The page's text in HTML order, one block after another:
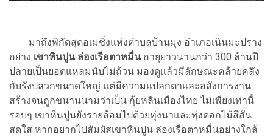
มาถึงพิกัดสุดอเมซิ่งแห่งตำบลบ้านมุง อำเภอเนินมะปราง
อย่าง เขาหินปูน ล่องเรือตาหมื่นอายุยาวนานกว่า 300 ล้านปี
ปลายเป็นยอดแหลมนับไม่ถ้วน มองดูแล้วมีลักษณะคล้ายคลึง
กับรังปลวกขนาดใหญ่ แต่มีความแปลกตาและอลังการงาน
สร้างจนถูกขนานนามว่าเป็น กุ้ยหลินเมืองไทย ไม่เพียงเท่านี้
รอบๆ เขาหินปูนยังรายล้อมไปด้วยทุ่งนาและทุ่งดอกไม้สีสัน
สดใส หากอยากไปสัมผัสเขาหินปูน ล่องเรือตาหมื่นอย่างใกล้